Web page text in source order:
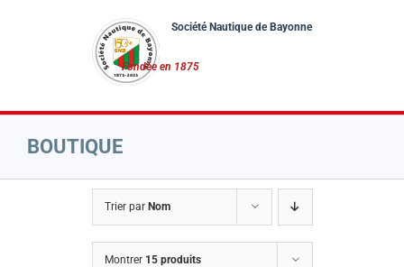
BOUTIQUE
Trier par Nom
Montrer 15 produits